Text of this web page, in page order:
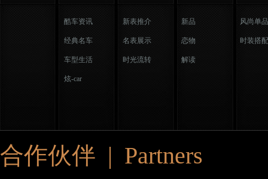
酷车资讯
经典名车
车型生活
炫-car
新表推介
名表展示
时光流转
新品
恋物
解读
风尚单品
时装搭配
合作伙伴 | Partners